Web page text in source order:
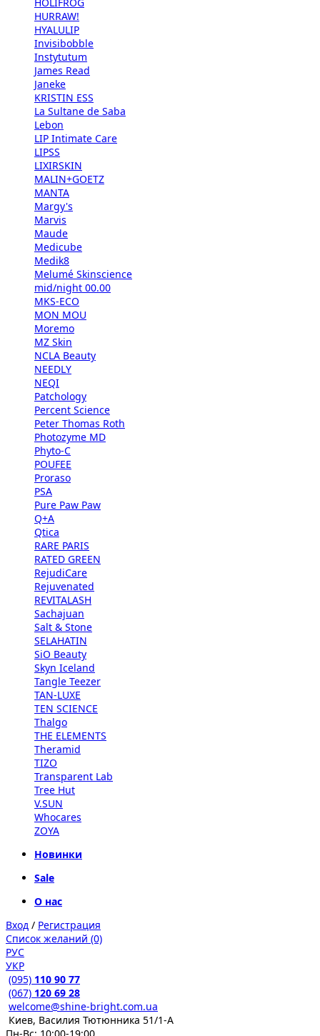
HURRAW!
HYALULIP
Invisibobble
Instytutum
James Read
Janeke
KRISTIN ESS
La Sultane de Saba
Lebon
LIP Intimate Care
LIPSS
LIXIRSKIN
MALIN+GOETZ
MANTA
Margy's
Marvis
Maude
Medicube
Medik8
Melumé Skinscience
mid/night 00.00
MKS-ECO
MON MOU
Moremo
MZ Skin
NCLA Beauty
NEEDLY
NEQI
Patchology
Percent Science
Peter Thomas Roth
Photozyme MD
Phyto-C
POUFEE
Proraso
PSA
Pure Paw Paw
Q+A
Qtica
RARE PARIS
RATED GREEN
RejudiCare
Rejuvenated
REVITALASH
Sachajuan
Salt & Stone
SELAHATIN
SiO Beauty
Skyn Iceland
Tangle Teezer
TAN-LUXE
TEN SCIENCE
Thalgo
THE ELEMENTS
Theramid
TIZO
Transparent Lab
Tree Hut
V.SUN
Whocares
ZOYA
Новинки
Sale
О нас
Вход / Регистрация
Список желаний (0)
РУС
УКР
(095) 110 90 77
(067) 120 69 28
welcome@shine-bright.com.ua
Киев, Василия Тютюнника 51/1-А